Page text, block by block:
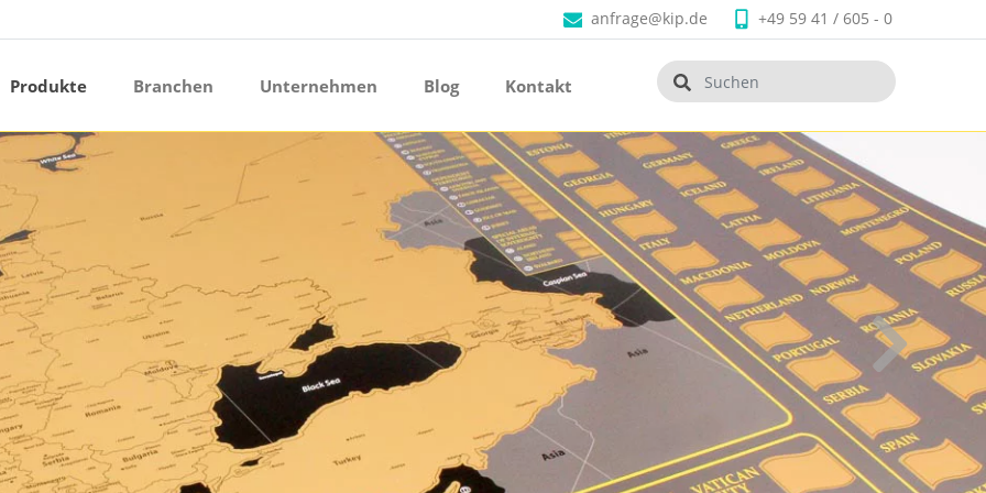
öffnen
anfrage@kip.de +49 59 41 / 605 - 0
Produkte Branchen Unternehmen Blog Kontakt